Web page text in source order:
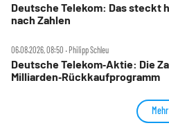
Deutsche Telekom: Das steckt
nach Zahlen
06.08.2026, 08:50 ‧ Philipp Schleu
Deutsche Telekom‑Aktie: Die
Milliarden‑Rückkaufprogramm